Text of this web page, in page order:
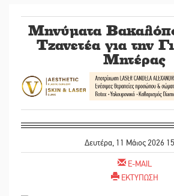
Μηνύματα
Τζανετέα για την
Μητέρας
Δευτέρα, 11 Μάιος 2026
E-MAIL
ΕΚΤΥΠΩΣΗ